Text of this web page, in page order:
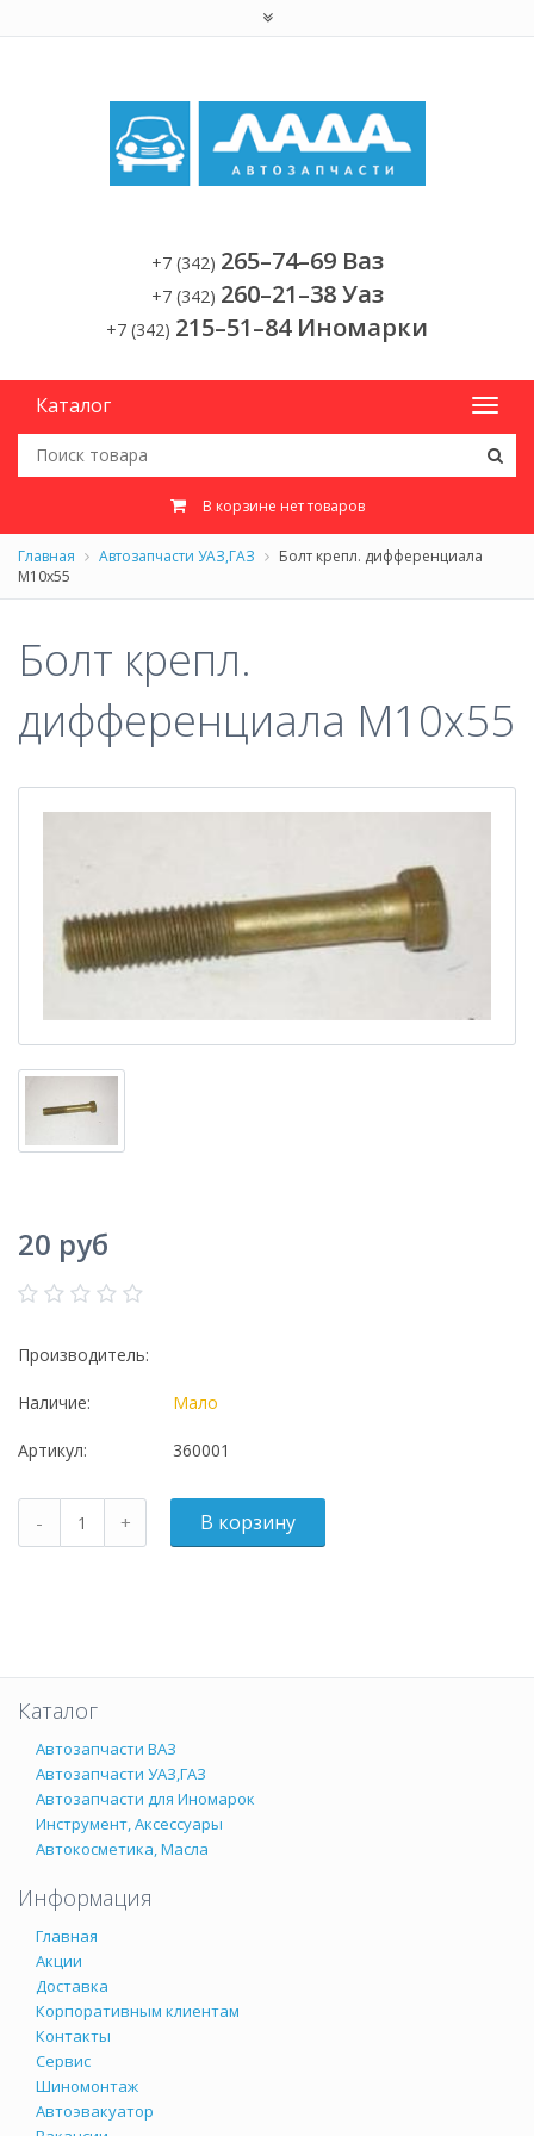
+7 (342) 265–74–69 Ваз
+7 (342) 260–21–38 Уаз
+7 (342) 215–51–84 Иномарки
Каталог
В корзине нет товаров
Главная Автозапчасти УАЗ,ГАЗ
Болт крепл. дифференциала
М10х55
Болт крепл.
дифференциала М10х55
20 руб
Производитель:
Наличие: Мало
Артикул: 360001
Каталог
Автозапчасти ВАЗ
Автозапчасти УАЗ,ГАЗ
Автозапчасти для Иномарок
Инструмент, Аксессуары
Автокосметика, Масла
Информация
Главная
Акции
Доставка
Корпоративным клиентам
Контакты
Сервис
Шиномонтаж
Автоэвакуатор